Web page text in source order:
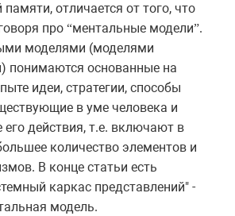
отличается от того, что
про “ментальные модели”.
моделями (моделями
понимаются основанные на
идеи, стратегии, способы
в уме человека и
действия, т.е. включают в
количество элементов и
В конце статьи есть
каркас представлений" -
модель.